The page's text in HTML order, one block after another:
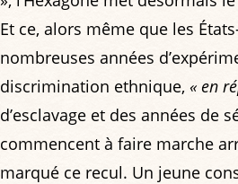
Et ce, alors même que les
nombreuses années
discrimination ethnique, « en
d’esclavage et des années de
commencent à faire marche
marqué ce recul. Un jeune